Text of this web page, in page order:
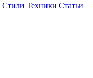
Стили Техники Статьи